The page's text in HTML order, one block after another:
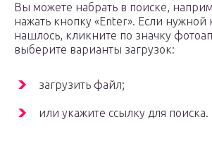
Вы можете набрать в поиске,
нажать кнопку «Enter». Если нужной
нашлось, кликните по значку
выберите варианты загрузок:
загрузить файл;
или укажите ссылку для поиска.